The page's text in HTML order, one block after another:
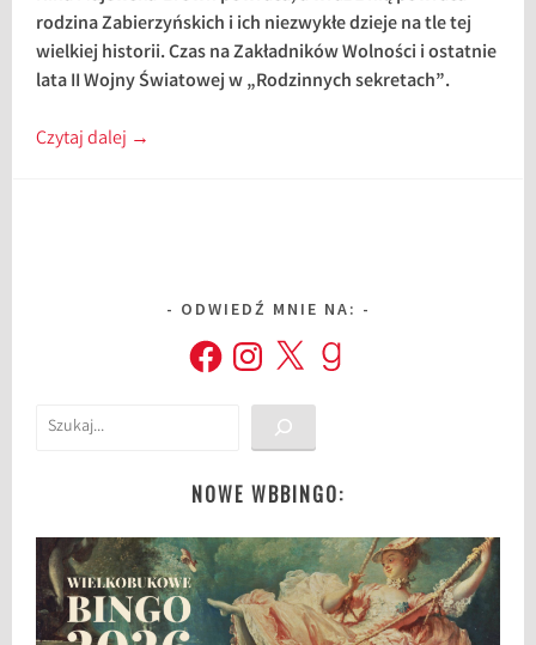
rodzina Zabierzyńskich i ich niezwykłe dzieje na tle tej
wielkiej historii. Czas na Zakładników Wolności i ostatnie
lata II Wojny Światowej w „Rodzinnych sekretach”.
Czytaj dalej →
ODWIEDŹ MNIE NA:
FacebookInstagram
X Goodreads
Szukaj
NOWE WBBINGO: